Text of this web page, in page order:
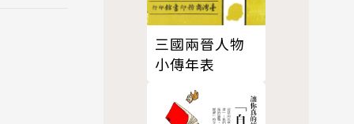
三國兩晉人物
小傳年表